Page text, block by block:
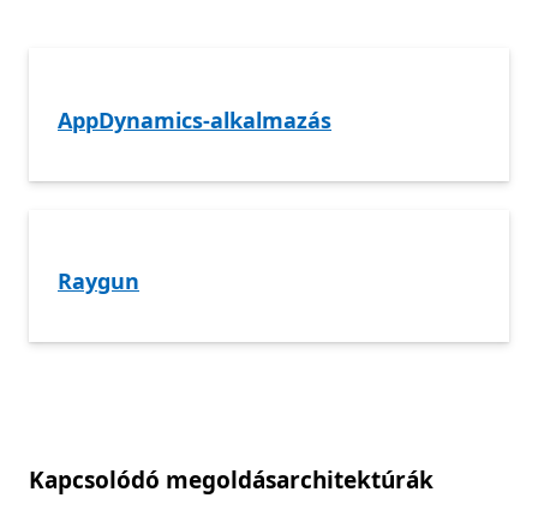
AppDynamics-alkalmazás
Raygun
Kapcsolódó megoldásarchitektúrák